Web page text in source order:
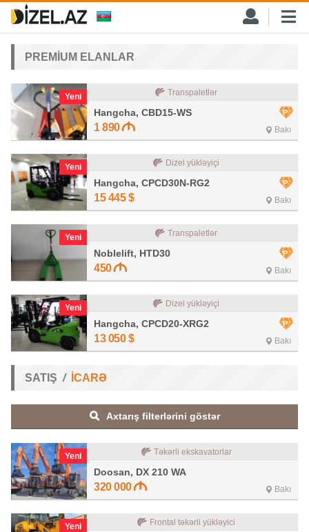
PREMİUM ELANLAR
Yeni Transpaletlər
Hangcha, CBD15-WS
1 890 Bakı
Yeni Dizel yükləyiçi
Hangcha, CPCD30N-RG2
15 445 $ Bakı
Yeni Transpaletlər
Noblelift, HTD30
450 Bakı
Yeni Dizel yükləyiçi
Hangcha, CPCD20-XRG2
13 050 $ Bakı
SATIŞ İCARƏ
Axtarış filterlərini göstər
Yeni Təkərli ekskavatorlar
Doosan, DX 210 WA
320 000 Bakı
Yeni Frontal təkərli yükləyici